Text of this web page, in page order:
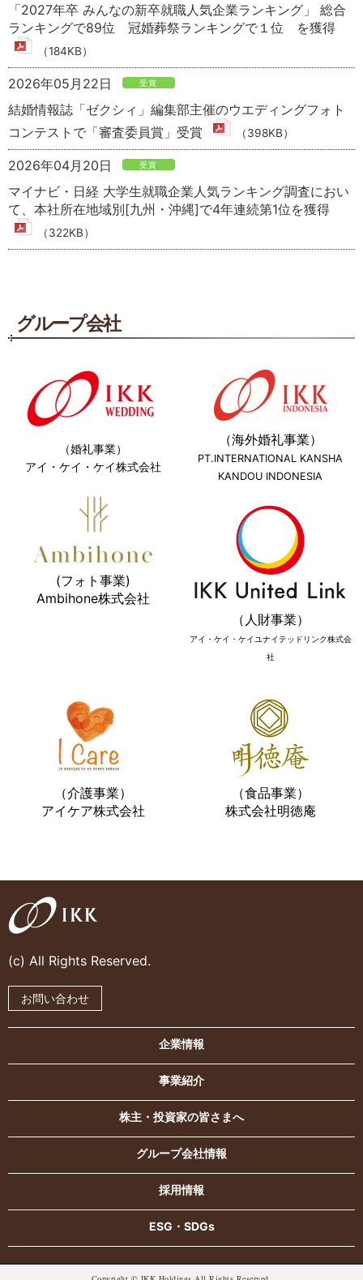
「2027年卒 みんなの新卒就職人気企業ランキング」 総合
ランキングで89位 冠婚葬祭ランキングで１位 を獲得
（184KB）
2026年05月22日 受賞
結婚情報誌「ゼクシィ」編集部主催のウエディングフォト
コンテストで「審査委員賞」受賞
（398KB）
2026年04月20日 受賞
マイナビ・日経 大学生就職企業人気ランキング調査におい
て、本社所在地域別[九州・沖縄]で4年連続第1位を獲得
（322KB）
2026年10月期 第3四半期決算は9月10日発表予定です
2026年06月19日
株式の立会外分売終了及び主要株主の異動に関するお知ら
2026年06月18日
2026年06月11日
統合報告書2026を掲載しました （8,553KB）
2026年06月11日
（98KB）
株式会社ZUUが運営する金融・経済ウェブメディア
『NETMONEY』（https://zuu.co.jp/media/）において、
2024年11月05日 メディア
株式会社ZUUが運営する金融・経済ウェブメディア『ZUU
online』（https://zuuonline.com/）において、当社代表者
のインタビューが掲載されました
ふくおか経済の「県内企業入社式スケッチ」にて入社式の
様子が掲載されました
2024年04月04日 メディア
佐賀新聞の「県内企業入社式トップ訓示」にて当社代表 金
子和斗志の訓示が掲載されました
グループ会社
（婚礼事業）
アイ・ケイ・ケイ株式会社
(フォト事業)
Ambihone株式会社
（海外婚礼事業）
PT.INTERNATIONAL KANSHA
KANDOU INDONESIA
（人財事業）
アイ・ケイ・ケイユナイテッドリンク株式会
社
（介護事業）
アイケア株式会社
（食品事業）
株式会社明徳庵
(c) All Rights Reserved.
お問い合わせ
企業情報
事業紹介
株主・投資家の皆さまへ
グループ会社情報
採用情報
ESG・SDGs